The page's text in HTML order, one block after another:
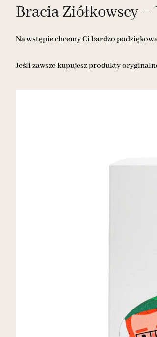
Bracia Ziółkowscy
Na wstępie chcemy Ci bardzo
Jeśli zawsze kupujesz produkty